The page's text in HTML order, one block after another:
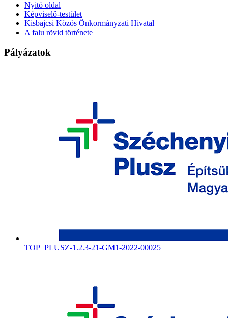
Nyitó oldal
Képviselő-testület
Kisbajcsi Közös Önkormányzati Hivatal
A falu rövid története
Pályázatok
TOP_PLUSZ-1.2.3-21-GM1-2022-00025